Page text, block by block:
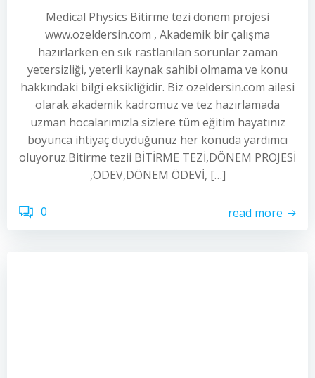
Medical Physics Bitirme tezi dönem projesi
www.ozeldersin.com , Akademik bir çalışma
hazırlarken en sık rastlanılan sorunlar zaman
yetersizliği, yeterli kaynak sahibi olmama ve konu
hakkındaki bilgi eksikliğidir. Biz ozeldersin.com ailesi
olarak akademik kadromuz ve tez hazırlamada
uzman hocalarımızla sizlere tüm eğitim hayatınız
boyunca ihtiyaç duyduğunuz her konuda yardımcı
oluyoruz.Bitirme tezii BİTİRME TEZİ,DÖNEM PROJESİ
,ÖDEV,DÖNEM ÖDEVİ, […]
0 read more